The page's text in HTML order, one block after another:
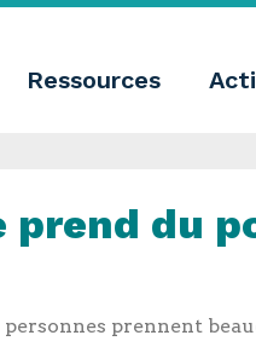
Ressources
prend du
personnes prennent